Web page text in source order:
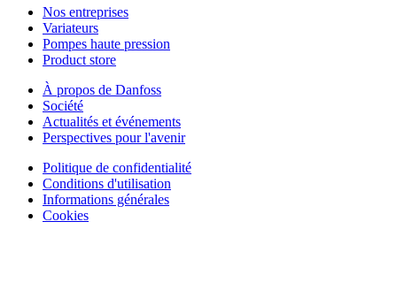
Nos entreprises
Variateurs
Pompes haute pression
Product store
À propos de Danfoss
Société
Actualités et événements
Perspectives pour l'avenir
Politique de confidentialité
Conditions d'utilisation
Informations générales
Cookies